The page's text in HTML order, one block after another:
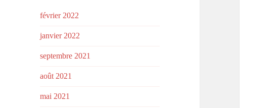
février 2022
janvier 2022
septembre 2021
août 2021
mai 2021